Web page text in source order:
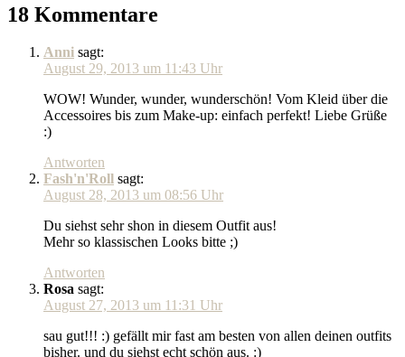
18 Kommentare
Anni sagt:
August 29, 2013 um 11:43 Uhr
WOW! Wunder, wunder, wunderschön! Vom Kleid über die
Accessoires bis zum Make-up: einfach perfekt! Liebe Grüße
:)
Antworten
Fash'n'Roll sagt:
August 28, 2013 um 08:56 Uhr
Du siehst sehr shon in diesem Outfit aus!
Mehr so klassischen Looks bitte ;)
Antworten
Rosa sagt:
August 27, 2013 um 11:31 Uhr
sau gut!!! :) gefällt mir fast am besten von allen deinen outfits
bisher. und du siehst echt schön aus. :)